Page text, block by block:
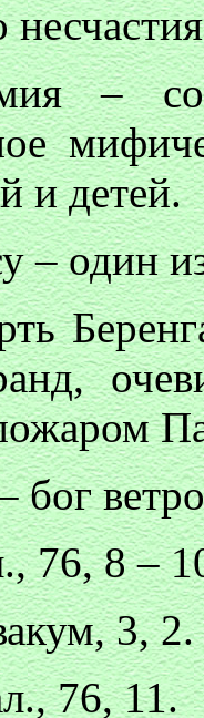
–
и детей.
– один
бог
76, 8 –
3, 2.
76, 11.